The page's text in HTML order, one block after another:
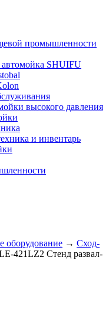
промышленности
автомойка SHUIFU
высокого давления
и инвентарь
оборудование → Сход-
421LZ2 Стенд развал-